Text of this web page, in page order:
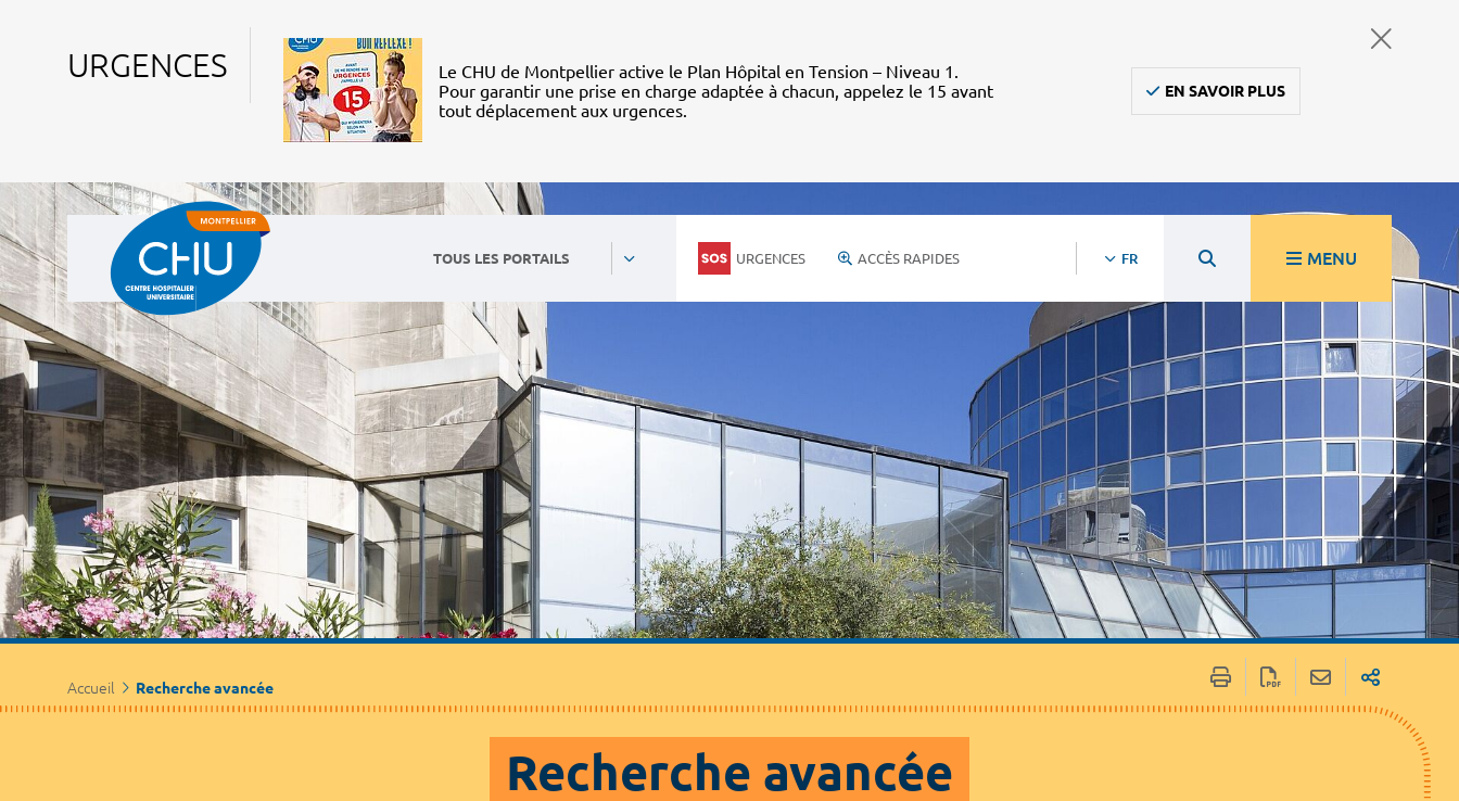
URGENCES
Le CHU de Montpellier active le Plan Hôpital en Tension – Niveau 1.
Pour garantir une prise en charge adaptée à chacun, appelez le 15 avant
tout déplacement aux urgences.
EN SAVOIR PLUS
TOUS LES PORTAILS URGENCES ACCÈS RAPIDES FR MENU
Accueil Recherche avancée
Recherche avancée